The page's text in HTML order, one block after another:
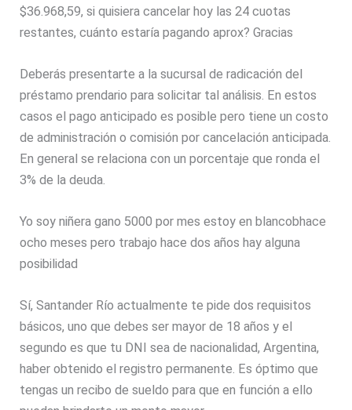
$36.968,59, si quisiera cancelar hoy las 24 cuotas
restantes, cuánto estaría pagando aprox? Gracias
Deberás presentarte a la sucursal de radicación del
préstamo prendario para solicitar tal análisis. En estos
casos el pago anticipado es posible pero tiene un costo
de administración o comisión por cancelación anticipada.
En general se relaciona con un porcentaje que ronda el
3% de la deuda.
Yo soy niñera gano 5000 por mes estoy en blancobhace
ocho meses pero trabajo hace dos años hay alguna
posibilidad
Sí, Santander Río actualmente te pide dos requisitos
básicos, uno que debes ser mayor de 18 años y el
segundo es que tu DNI sea de nacionalidad, Argentina,
haber obtenido el registro permanente. Es óptimo que
tengas un recibo de sueldo para que en función a ello